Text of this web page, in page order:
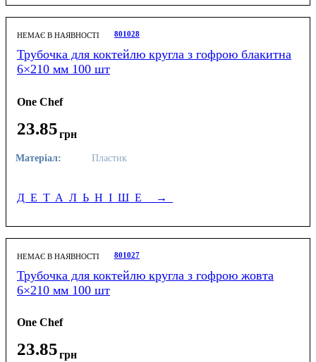
НЕМАЄ В НАЯВНОСТІ 801028
Трубочка для коктейлю кругла з гофрою блакитна
6×210 мм 100 шт
One Chef
23.85грн
Матеріал: Пластик
ДЕТАЛЬНІШЕ →
НЕМАЄ В НАЯВНОСТІ 801027
Трубочка для коктейлю кругла з гофрою жовта
6×210 мм 100 шт
One Chef
23.85грн